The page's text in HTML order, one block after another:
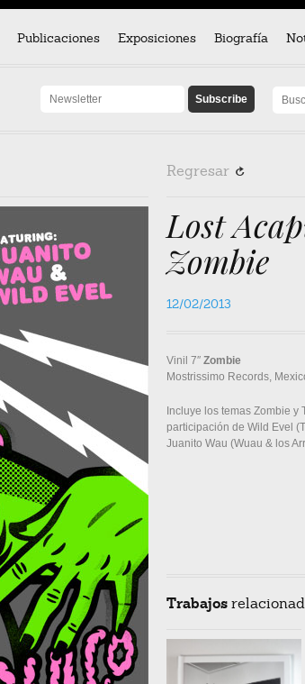
Publicaciones Exposiciones Biografía
Regresar R
Lost
Zombie
12/02/2013
Vinil 7″ Zombie
Mostrissimo Records,
Incluye los temas Zombie y
participación de Wild Evel
Juanito Wau (Wuau & los
Trabajos